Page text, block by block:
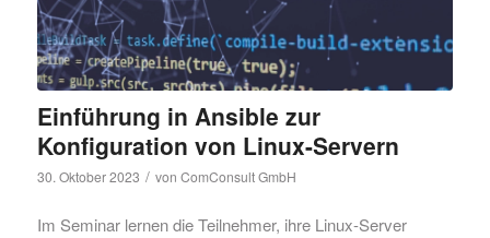
Einführung in Ansible zur
Konfiguration von Linux-Servern
30. Oktober 2023 / von ComConsult GmbH
Im Seminar lernen die Teilnehmer, ihre Linux-Server